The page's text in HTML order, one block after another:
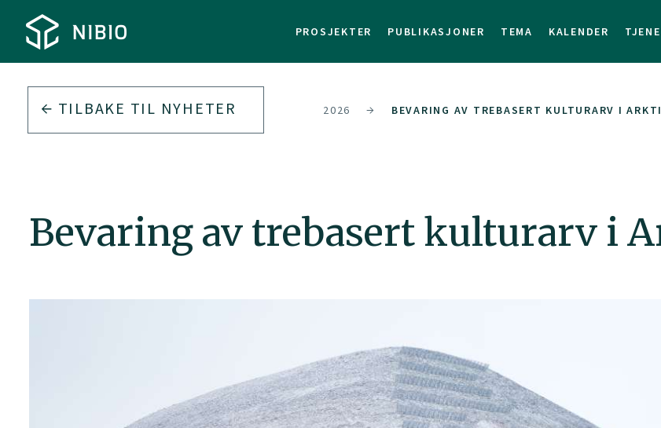
PROSJEKTER PUBLIKASJONER TEMA KALENDER
TILBAKE TIL NYHETER 2026 BEVARING AV TREBASERT KULTURARV I
Bevaring av trebasert kulturarv i